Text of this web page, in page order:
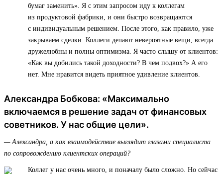
бумаг заменить». Я с этим запросом иду к коллегам
из продуктовой фабрики, и они быстро возвращаются
с индивидуальным решением. После этого, как правило, уже
закрываем сделки. Коллеги делают невероятные вещи, всегда
дружелюбны и полны оптимизма. Я часто слышу от клиентов:
«Как вы добились такой доходности? В чем подвох?» А его
нет. Мне нравится видеть приятное удивление клиентов.
Александра Бобкова: «Максимально
включаемся в решение задач от финансовых
советников. У нас общие цели».
— Александра, а как взаимодействие выглядит глазами специалиста
по сопровождению клиентских операций?
Коллег у нас очень много, и поначалу было сложно. Но сейчас